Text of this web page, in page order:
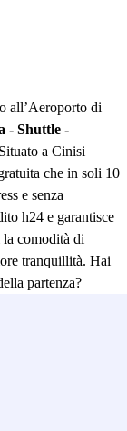
all’Aeroporto di
- Shuttle -
a Cinisi
che in soli 10
e senza
h24 e garantisce
la comodità di
tranquillità. Hai
partenza?
di
Rotte nazionali:
e Catania. - Rotte